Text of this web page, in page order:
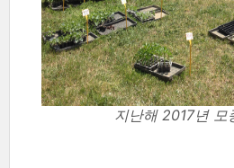
지난해 2017년 모